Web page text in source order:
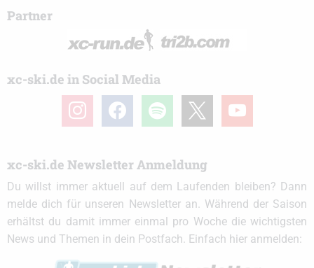
Partner
xc-ski.de in Social Media
instagramfacebook spotify youtube
xc-ski.de Newsletter Anmeldung
Du willst immer aktuell auf dem Laufenden bleiben? Dann
melde dich für unseren Newsletter an. Während der Saison
erhältst du damit immer einmal pro Woche die wichtigsten
News und Themen in dein Postfach. Einfach hier anmelden: